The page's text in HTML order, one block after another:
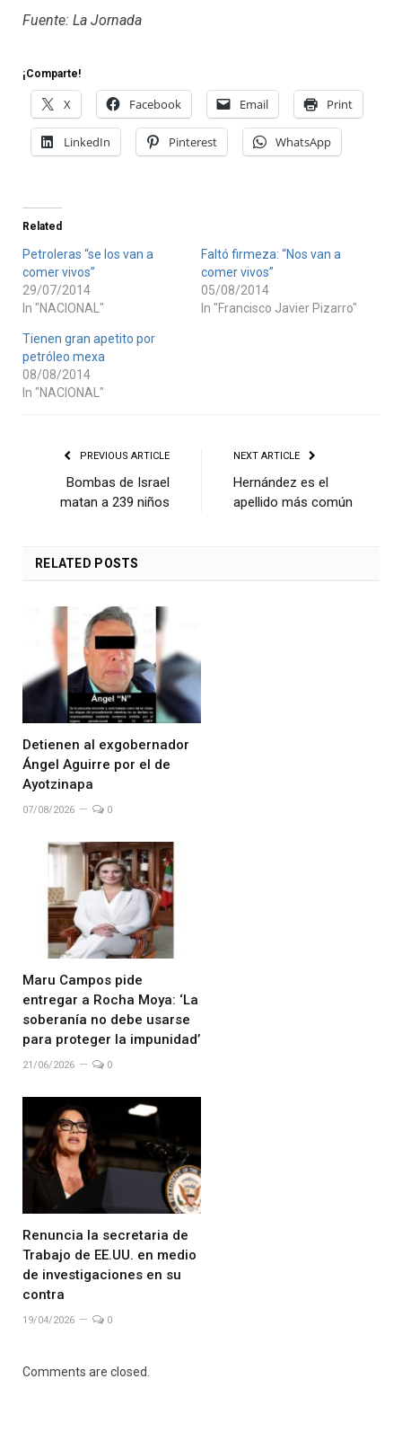
Fuente: La Jornada
¡Comparte!
X Facebook Email Print
LinkedIn Pinterest WhatsApp
Related
Petroleras “se los van a
comer vivos”
29/07/2014
In "NACIONAL"
Faltó firmeza: “Nos van a
comer vivos”
05/08/2014
In "Francisco Javier Pizarro"
Tienen gran apetito por
petróleo mexa
08/08/2014
In "NACIONAL"
PREVIOUS ARTICLE
Bombas de Israel
matan a 239 niños
NEXT ARTICLE
Hernández es el
apellido más común
RELATED POSTS
Detienen al exgobernador
Ángel Aguirre por el de
Ayotzinapa
07/08/2026 0
Maru Campos pide
entregar a Rocha Moya: ‘La
soberanía no debe usarse
para proteger la impunidad’
21/06/2026 0
Renuncia la secretaria de
Trabajo de EE.UU. en medio
de investigaciones en su
contra
19/04/2026 0
Comments are closed.